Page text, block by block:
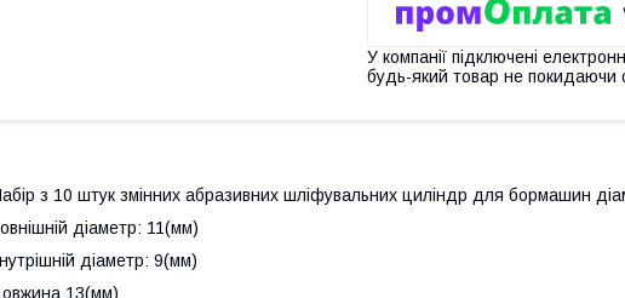
У компанії підключені
будь-який товар не покидаючи
з 10 штук змінних абразивних шліфувальних циліндр для бормашин
діаметр: 11(мм)
діаметр: 9(мм)
13(мм)